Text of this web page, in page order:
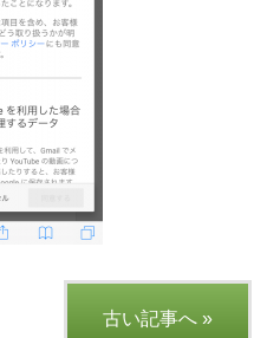
古い記事へ »